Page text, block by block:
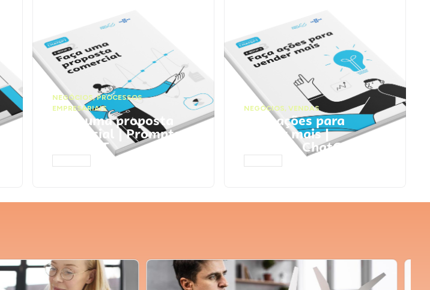
NEGÓCIOS,PROCESSOS
EMPRESARIAIS
Faça uma proposta
comercial | Prompts
ChatGPT
NEGÓCIOS, VENDAS
Faça ações para
vender mais |
Prompts ChatGPT